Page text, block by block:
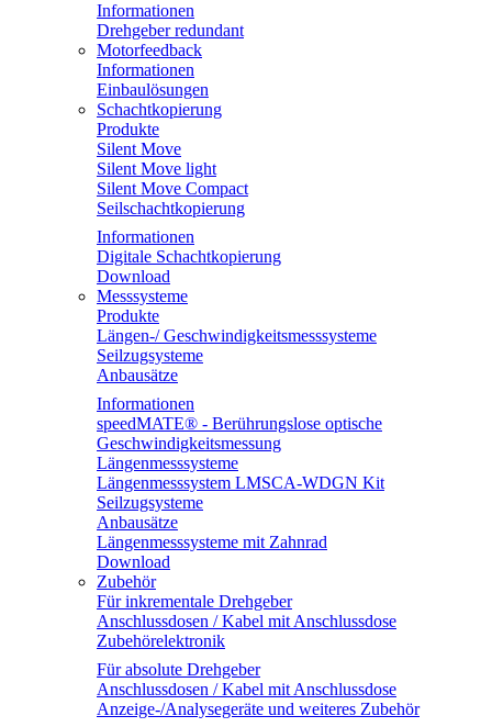
Informationen
Drehgeber redundant
Motorfeedback
Informationen
Einbaulösungen
Schachtkopierung
Produkte
Silent Move
Silent Move light
Silent Move Compact
Seilschachtkopierung
Informationen
Digitale Schachtkopierung
Download
Messsysteme
Produkte
Längen-/ Geschwindigkeitsmesssysteme
Seilzugsysteme
Anbausätze
Informationen
speedMATE® - Berührungslose optische
Geschwindigkeitsmessung
Längenmesssysteme
Längenmesssystem LMSCA-WDGN Kit
Seilzugsysteme
Anbausätze
Längenmesssysteme mit Zahnrad
Download
Zubehör
Für inkrementale Drehgeber
Anschlussdosen / Kabel mit Anschlussdose
Zubehörelektronik
Für absolute Drehgeber
Anschlussdosen / Kabel mit Anschlussdose
Anzeige-/Analysegeräte und weiteres Zubehör